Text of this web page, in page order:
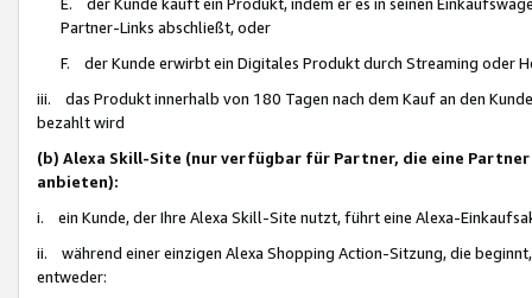
Partner-Links abschließt, oder
F. der Kunde erwirbt ein Digitales Produkt durch Streaming oder
iii. das Produkt innerhalb von 180 Tagen nach dem Kauf an den
bezahlt wird
(b) Alexa Skill-Site (nur verfügbar für Partner, die eine
anbieten):
i. ein Kunde, der Ihre Alexa Skill-Site nutzt, führt eine Alexa-
ii. während einer einzigen Alexa Shopping Action-Sitzung, die
entweder: